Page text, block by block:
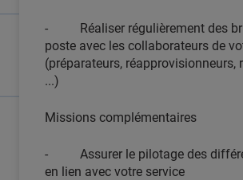
- Réaliser régulièrement des
poste avec les collaborateurs de
(préparateurs, réapprovisionneurs,
...)
Missions complémentaires
- Assurer le pilotage des
en lien avec votre service